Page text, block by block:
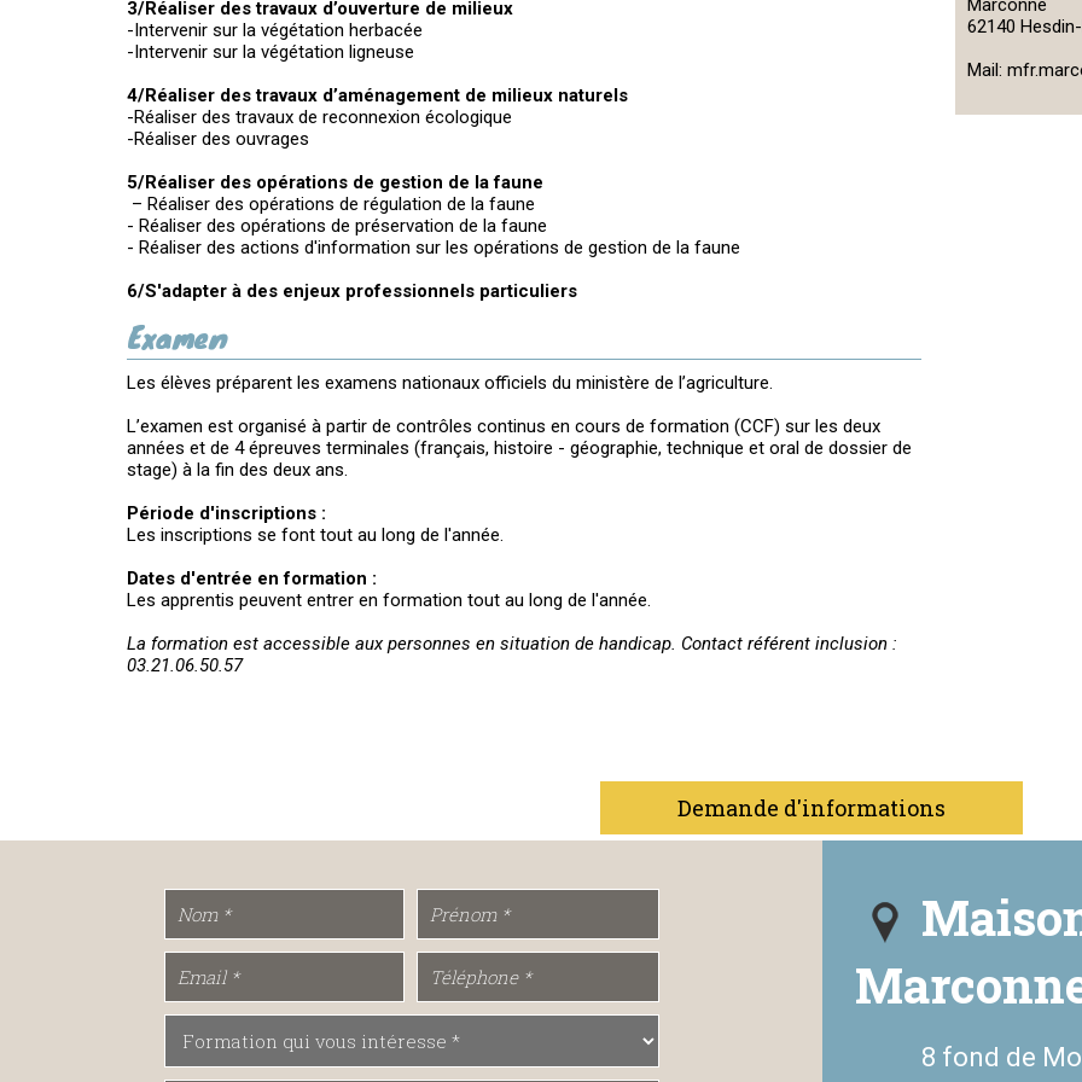
3/Réaliser des travaux d’ouverture de milieux
-Intervenir sur la végétation herbacée
-Intervenir sur la végétation ligneuse
4/Réaliser des travaux d’aménagement de milieux naturels
-Réaliser des travaux de reconnexion écologique
-Réaliser des ouvrages
5/Réaliser des opérations de gestion de la faune
– Réaliser des opérations de régulation de la faune
- Réaliser des opérations de préservation de la faune
- Réaliser des actions d'information sur les opérations de gestion de la faune
6/S'adapter à des enjeux professionnels particuliers
Examen
Les élèves préparent les examens nationaux officiels du ministère de l’agriculture.
L’examen est organisé à partir de contrôles continus en cours de formation (CCF) sur les deux
années et de 4 épreuves terminales (français, histoire - géographie, technique et oral de dossier de
stage) à la fin des deux ans.
Période d'inscriptions :
Les inscriptions se font tout au long de l'année.
Dates d'entrée en formation :
Les apprentis peuvent entrer en formation tout au long de l'année.
La formation est accessible aux personnes en situation de handicap. Contact référent inclusion :
03.21.06.50.57
Marconne
62140
Mail:
Demande d'informations
8 fond de